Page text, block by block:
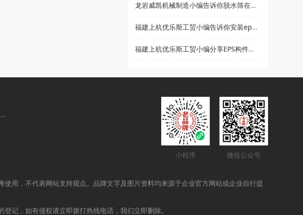
龙岩威凯机械制造小编告诉你脱水筛在使用时要注意哪些事项
福建上杭优乐斯工贸小编告诉你安装eps线条的注意事项
福建上杭优乐斯工贸小编分享EPS构件的应用领域
小程序
微信公众号
用，不代表网站支持观点。品牌文字及图片资料均来源于企业官方网站或企业自行提
记，如有侵权请立即拨打热线电话，我们立即删除。